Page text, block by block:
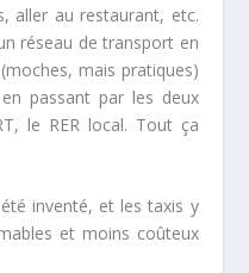
aller au restaurant, etc.
réseau de transport en
mais pratiques)
passant par les deux
le RER local. Tout ça
inventé, et les taxis y
et moins coûteux